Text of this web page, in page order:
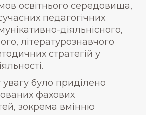
освітнього середовища,
педагогічних
діяльнісного,
літературознавчого
стратегій у
було приділено
фахових
зокрема вмінню